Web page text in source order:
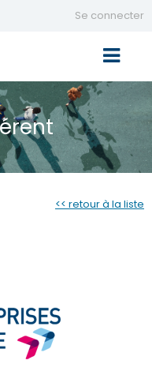
Se connecter
<< retour à la liste